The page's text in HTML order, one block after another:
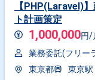
【PHP(Laravel)
ト計画策定
1,000,000円/
業務委託(フリー
東京都
東京駅